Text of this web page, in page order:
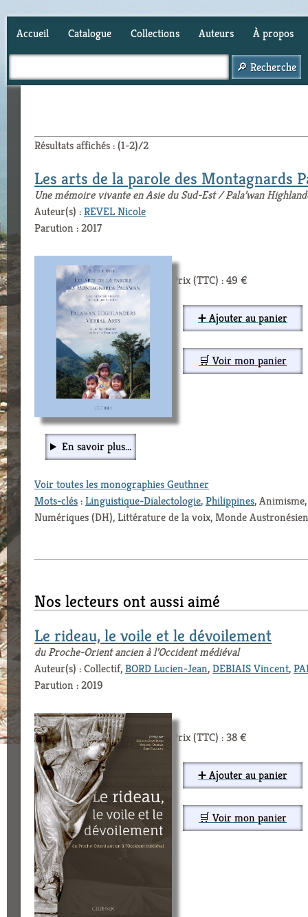
Accueil Catalogue Collections Auteurs À propos
Résultats affichés : (1-2)/2
Les arts de la parole des Montagnards
Une mémoire vivante en Asie du Sud-Est / Pala’wan
Auteur(s) :REVEL Nicole
Parution : 2017
Prix (TTC) : 49 €
➕ Ajouter au panier
🛒 Voir mon panier
En savoir plus...
Voir toutes les monographies Geuthner
Mots-clés:Linguistique-Dialectologie,Philippines,
Numériques (DH), Littérature de la voix, Monde
Nos lecteurs ont aussi aimé
Le rideau, le voile et le dévoilement
du Proche-Orient ancien à l’Occident médiéval
Auteur(s) : Collectif,BORD Lucien-Jean,DEBIAIS Vincent,
Parution : 2019
Prix (TTC) : 38 €
➕ Ajouter au panier
🛒 Voir mon panier